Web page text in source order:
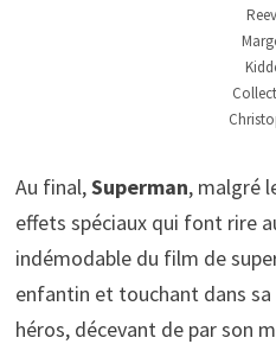
Au final,Superman, malgré
effets spéciaux qui font rire
indémodable du film de
enfantin et touchant dans
héros, décevant de par son